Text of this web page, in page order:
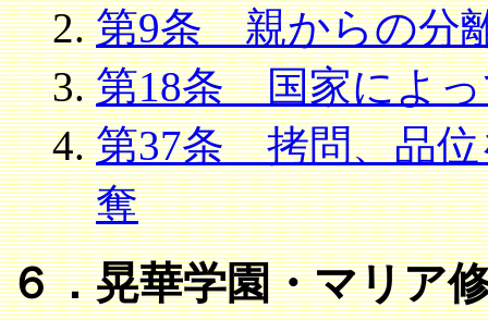
第9条 親からの分
第18条 国家によっ
第37条 拷問、品位
奪
６．晃華学園・マリア